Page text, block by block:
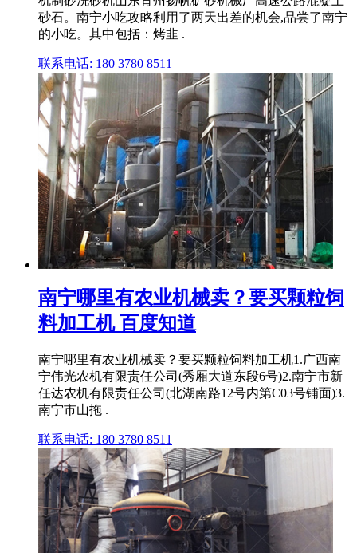
砂石。南宁小吃攻略利用了两天出差的机会,品尝了南宁
的小吃。其中包括：烤韭 .
联系电话: 180 3780 8511
南宁哪里有农业机械卖？要买颗粒饲
料加工机 百度知道
南宁哪里有农业机械卖？要买颗粒饲料加工机1.广西南
宁伟光农机有限责任公司(秀厢大道东段6号)2.南宁市新
任达农机有限责任公司(北湖南路12号内第C03号铺面)3.
南宁市山拖 .
联系电话: 180 3780 8511